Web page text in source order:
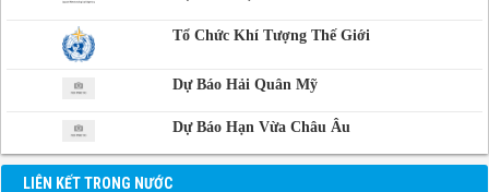
Campuchia
Tổ Chức Khí Tượng Thế Giới
Dự Báo Hải Quân Mỹ
Dự Báo Hạn Vừa Châu Âu
LIÊN KẾT TRONG NƯỚC